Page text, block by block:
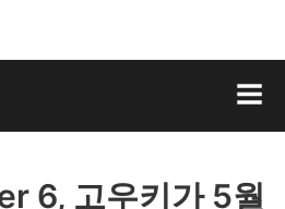
6, 고우키가 5월